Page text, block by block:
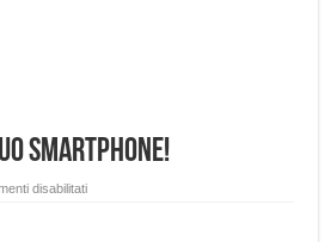
smartphone!
disabilitatisu